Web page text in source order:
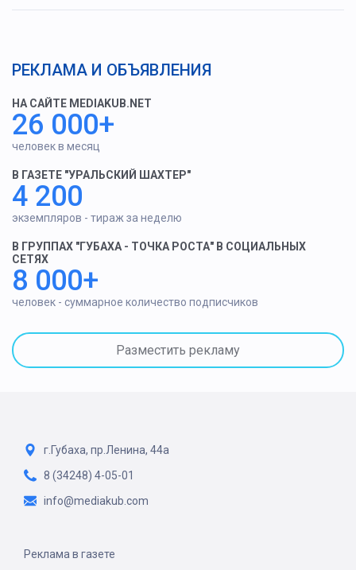
РЕКЛАМА И ОБЪЯВЛЕНИЯ
НА САЙТЕ MEDIAKUB.NET
26 000+
человек в месяц
В ГАЗЕТЕ "УРАЛЬСКИЙ ШАХТЕР"
4 200
экземпляров - тираж за неделю
В ГРУППАХ "ГУБАХА - ТОЧКА РОСТА" В СОЦИАЛЬНЫХ
СЕТЯХ
8 000+
человек - суммарное количество подписчиков
Разместить рекламу
г.Губаха, пр.Ленина, 44а
8 (34248) 4-05-01
info@mediakub.com
Реклама в газете